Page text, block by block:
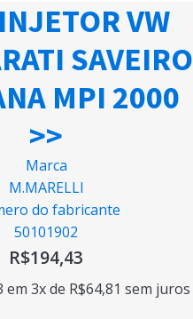
VW
SAVEIRO
MPI 2000
>>
Marca
M.MARELLI
do fabricante
50101902
R$194,43
em 3x de R$64,81 sem juros